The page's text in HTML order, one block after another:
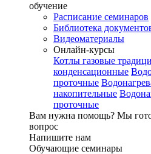
обучение
Расписание семинаров
Библиотека
Видеоматериалы
Онлайн-курсы
Котлы газовые
конденсационные
проточные
накопительные
проточные
Вам нужна помощь? Мы
вопрос
Напишите нам
Обучающие семинары